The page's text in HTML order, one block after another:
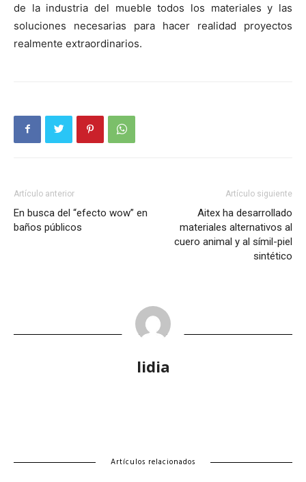
de la industria del mueble todos los materiales y las
soluciones necesarias para hacer realidad proyectos
realmente extraordinarios.
Artículo anterior
En busca del “efecto wow” en
baños públicos
Artículo siguiente
Aitex ha desarrollado
materiales alternativos al
cuero animal y al símil-piel
sintético
lidia
Artículos relacionados